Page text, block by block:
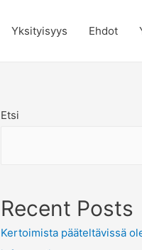
Yksityisyys Ehdot
Etsi
Recent Posts
Kertoimista pääteltävissä